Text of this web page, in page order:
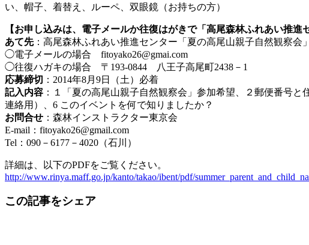
い、帽子、着替え、ルーペ、双眼鏡（お持ちの方）
【お申し込みは、電子メールか往復はがきで「高尾森林ふれあい推進
あて先：高尾森林ふれあい推進センター「夏の高尾山親子自然観察会
◯電子メールの場合 fitoyako26@gmai.com
◯往復ハガキの場合 〒193-0844 八王子高尾町2438－1
応募締切 ：2014年8月9日（土）必着
記入内容 ：１「夏の高尾山親子自然観察会」参加希望、２郵便番号
連絡用）、6 このイベントを何で知りましたか？
お問合せ ：森林インストラクター東京会
E-mail：fitoyako26@gmail.com
Tel：090－6177－4020（石川）
詳細は、以下のPDFをご覧ください。
http://www.rinya.maff.go.jp/kanto/takao/ibent/pdf/
この記事をシェア